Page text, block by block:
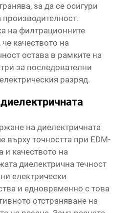
за да се осигури
на филтрационните
качеството на
остава в рамките на
за последователни
разряд.
на диелектричната
върху точността при EDM-
качеството на
диелектрична течност
електрически
и едновременно с това
отстраняване на